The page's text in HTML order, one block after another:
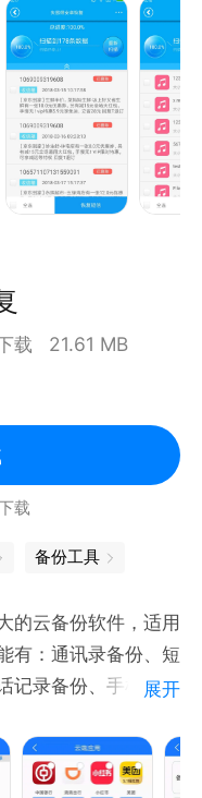
保护更省心
提醒预警
载 21.61 MB
载
备份工具
的云备份软件，适用
有：通讯录备份、短
记录备份、手机文档
靠，不易丢失。是
展开